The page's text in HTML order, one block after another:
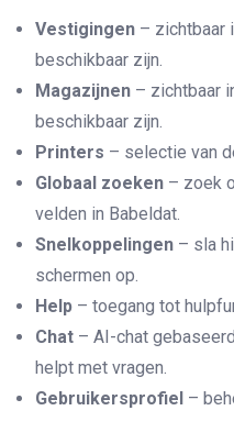
Vestigingen – zichtbaar
beschikbaar zijn.
Magazijnen – zichtbaar
beschikbaar zijn.
Printers – selectie van
Globaal zoeken – zoek
velden in Babeldat.
Snelkoppelingen – sla
schermen op.
Help – toegang tot
Chat – AI-chat
helpt met vragen.
Gebruikersprofiel –